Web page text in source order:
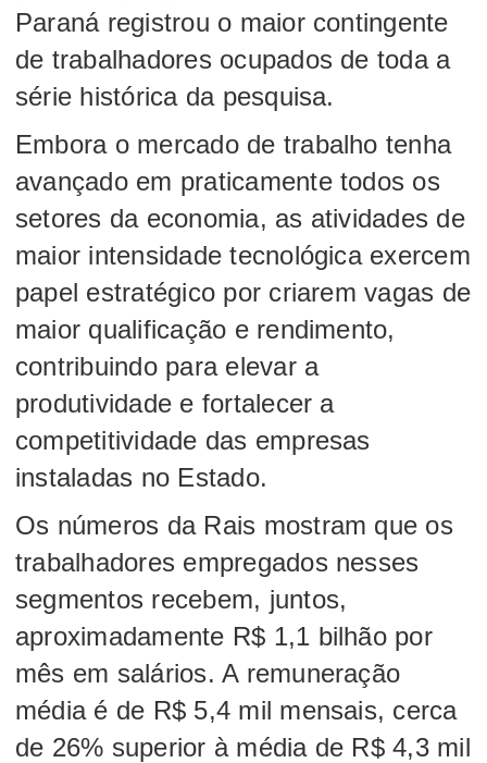
Paraná registrou o maior contingente
de trabalhadores ocupados de toda a
série histórica da pesquisa.
Embora o mercado de trabalho tenha
avançado em praticamente todos os
setores da economia, as atividades de
maior intensidade tecnológica exercem
papel estratégico por criarem vagas de
maior qualificação e rendimento,
contribuindo para elevar a
produtividade e fortalecer a
competitividade das empresas
instaladas no Estado.
Os números da Rais mostram que os
trabalhadores empregados nesses
segmentos recebem, juntos,
aproximadamente R$ 1,1 bilhão por
mês em salários. A remuneração
média é de R$ 5,4 mil mensais, cerca
de 26% superior à média de R$ 4,3 mil